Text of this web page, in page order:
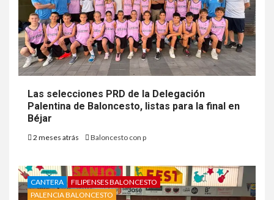
Las selecciones PRD de la Delegación
Palentina de Baloncesto, listas para la final en
Béjar
2 meses atrás Baloncesto con p
CANTERA
FILIPENSES BALONCESTO
PALENCIA BALONCESTO